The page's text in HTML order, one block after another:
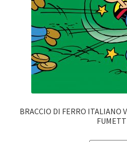
BRACCIO DI FERRO ITALIANO